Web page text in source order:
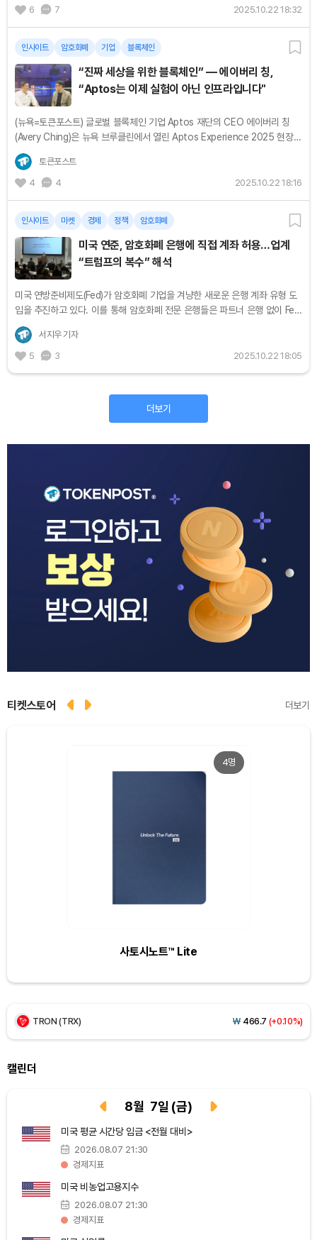
6
7 2025.10.22 18:32
인사이트 암호화폐 기업 블록체인
“진짜 세상을 위한 블록체인” — 에이버리 칭,
“Aptos는 이제 실험이 아닌 인프라입니다"
(뉴욕=토큰포스트) 글로벌 블록체인 기업 Aptos 재단의 CEO 에이버리 칭
(Avery Ching)은 뉴욕 브루클린에서 열린 Aptos Experience 2025 현장에
서 블록체인은 이제 가상 실험실이 아니라 현실 경제의 기반이 되고 있다고 말
했다. 그는...
토큰포스트
4
4 2025.10.22 18:16
인사이트 마켓 경제 정책 암호화폐
미국 연준, 암호화폐 은행에 직접 계좌 허용…업계
“트럼프의 복수” 해석
미국 연방준비제도(Fed)가 암호화폐 기업을 겨냥한 새로운 은행 계좌 유형 도
입을 추진하고 있다. 이를 통해 암호화폐 전문 은행들은 파트너 은행 없이 Fed
결제망에 직접 접근할 수 있게 될 전망이다. 암호화폐 업계는 이번 조치를...
서지우 기자
5
3 2025.10.22 18:05
더보기
티켓스토어 더보기
4명
사토시노트™ Lite
₩92,497,975
Solana (SOL) ₩105,199(+0.78%)
TRON (TRX) ₩ 466.7 (+0.10%)
Bitcoin (BTC)
캘린더
8월 7일 (금)
미국 평균 시간당 임금 <전월 대비>
2026.08.07 21:30
경제지표
미국 비농업고용지수
2026.08.07 21:30
경제지표